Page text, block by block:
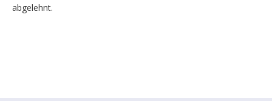
abgelehnt.